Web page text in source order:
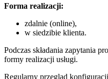
Forma realizacji:
zdalnie (online),
w siedzibie klienta.
Podczas składania zapytania
formy realizacji usługi.
Regularny przegląd